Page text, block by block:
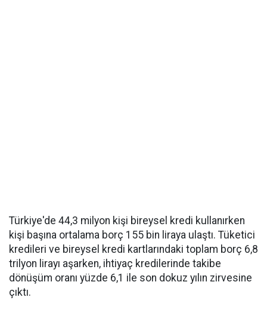
Türkiye'de 44,3 milyon kişi bireysel kredi kullanırken
kişi başına ortalama borç 155 bin liraya ulaştı. Tüketici
kredileri ve bireysel kredi kartlarındaki toplam borç 6,8
trilyon lirayı aşarken, ihtiyaç kredilerinde takibe
dönüşüm oranı yüzde 6,1 ile son dokuz yılın zirvesine
çıktı.